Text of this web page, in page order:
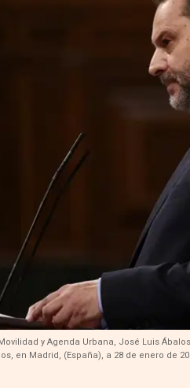
y Agenda Urbana, José Luis
en Madrid, (España), a 28 de enero de